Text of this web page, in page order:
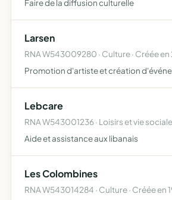
Faire de la diffusion culturelle
Larsen
RNA W543009280 · Culture · Créée en
Promotion d'artiste et création
Lebcare
RNA W543001236 · Loisirs et vie
Aide et assistance aux libanais
Les Colombines
RNA W543014284 · Culture · Créée en